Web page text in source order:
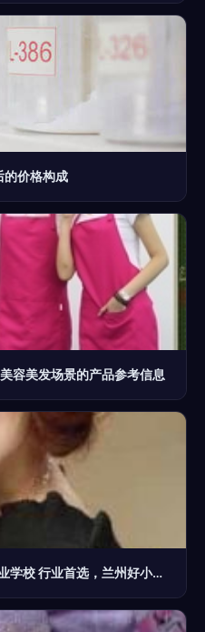
的价格构成
容美发场景的产品参考信息
西北甘肃美容美发培训造型职业学校 行业首选，兰州好小仔引领美丽事业